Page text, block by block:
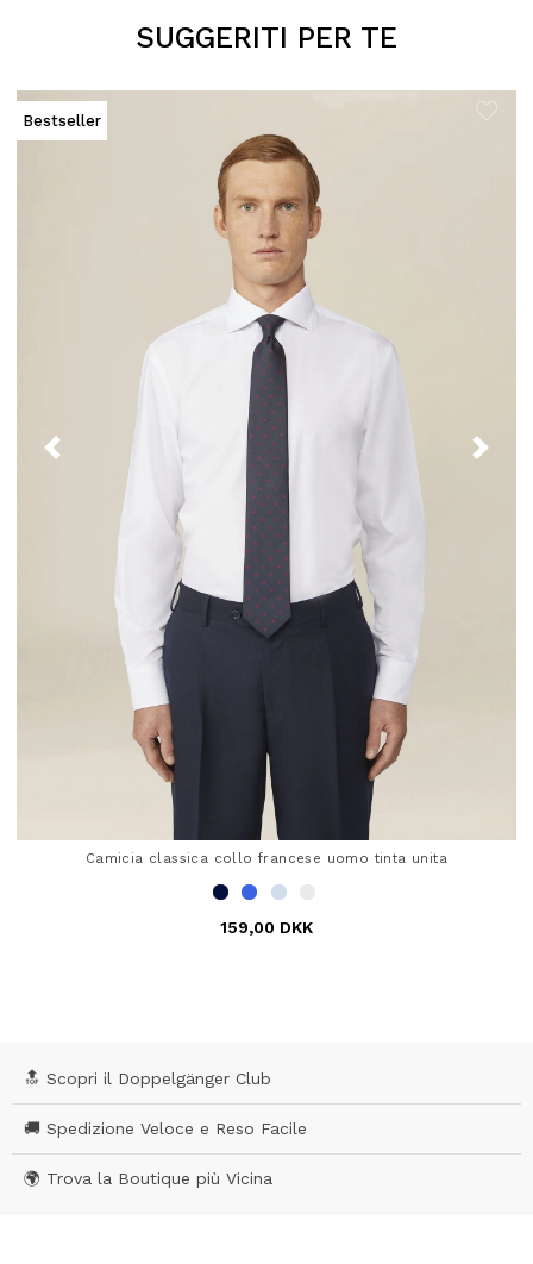
SUGGERITI PER TE
Bestseller
Camicia classica collo francese uomo tinta unita
159,00 DKK
🔝 Scopri il Doppelgänger Club
🚚 Spedizione Veloce e Reso Facile
🌍 Trova la Boutique più Vicina